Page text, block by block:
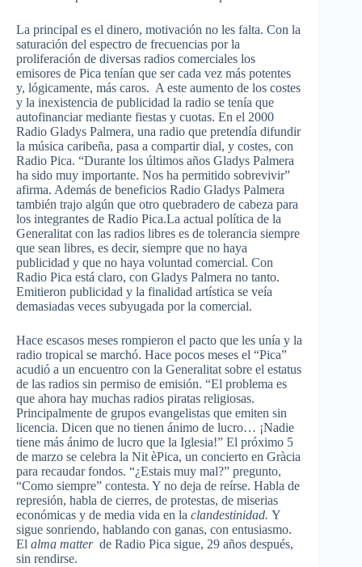
La principal es el dinero, motivación no les falta. Con la
saturación del espectro de frecuencias por la
proliferación de diversas radios comerciales los
emisores de Pica tenían que ser cada vez más potentes
y, lógicamente, más caros. A este aumento de los costes
y la inexistencia de publicidad la radio se tenía que
autofinanciar mediante fiestas y cuotas. En el 2000
Radio Gladys Palmera, una radio que pretendía difundir
la música caribeña, pasa a compartir dial, y costes, con
Radio Pica. “Durante los últimos años Gladys Palmera
ha sido muy importante. Nos ha permitido sobrevivir”
afirma. Además de beneficios Radio Gladys Palmera
también trajo algún que otro quebradero de cabeza para
los integrantes de Radio Pica.La actual política de la
Generalitat con las radios libres es de tolerancia siempre
que sean libres, es decir, siempre que no haya
publicidad y que no haya voluntad comercial. Con
Radio Pica está claro, con Gladys Palmera no tanto.
Emitieron publicidad y la finalidad artística se veía
demasiadas veces subyugada por la comercial.
Hace escasos meses rompieron el pacto que les unía y la
radio tropical se marchó. Hace pocos meses el “Pica”
acudió a un encuentro con la Generalitat sobre el estatus
de las radios sin permiso de emisión. “El problema es
que ahora hay muchas radios piratas religiosas.
Principalmente de grupos evangelistas que emiten sin
licencia. Dicen que no tienen ánimo de lucro… ¡Nadie
tiene más ánimo de lucro que la Iglesia!” El próximo 5
de marzo se celebra la Nit èPica, un concierto en Gràcia
para recaudar fondos. “¿Estais muy mal?” pregunto,
“Como siempre” contesta. Y no deja de reírse. Habla de
represión, habla de cierres, de protestas, de miserias
económicas y de media vida en la clandestinidad. Y
sigue sonriendo, hablando con ganas, con entusiasmo.
El alma matter de Radio Pica sigue, 29 años después,
sin rendirse.